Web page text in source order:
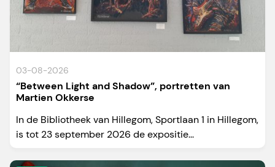
03-08-2026
“Between Light and Shadow”, portretten van
Martien Okkerse
In de Bibliotheek van Hillegom, Sportlaan 1 in Hillegom,
is tot 23 september 2026 de expositie...